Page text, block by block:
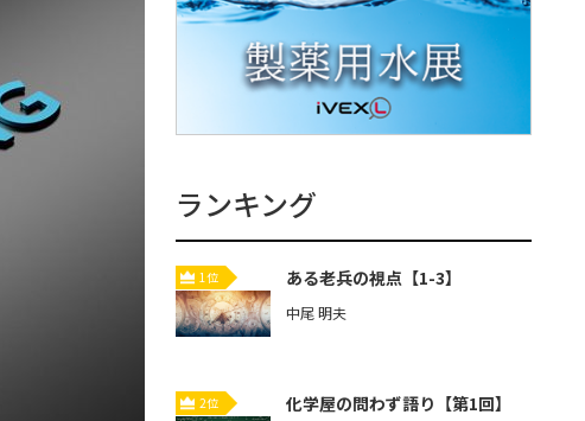
ランキング
1位 ある老兵の視点【1-3】
中尾 明夫
2位 化学屋の問わず語り【第1回】